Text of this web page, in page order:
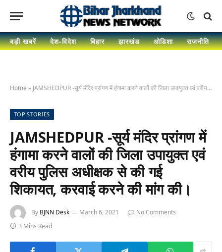
बड़ी खबरें देश-विदेश बिहार झारखंड ओडिशा राजनीति
Home » JAMSHEDPUR -सूर्य मंदिर प्रांगण में हंगामा करने वालों की जिला उपायुक्त एवं वरीय पुलिस अधीक्षक से की गई शिकायत, करवाई करने की मांग की।
TOP STORIES
JAMSHEDPUR -सूर्य मंदिर प्रांगण में
हंगामा करने वालों की जिला उपायुक्त एवं
वरीय पुलिस अधीक्षक से की गई
शिकायत, करवाई करने की मांग की।
By BJNN Desk March 6, 2021
No Comments
3 Mins Read